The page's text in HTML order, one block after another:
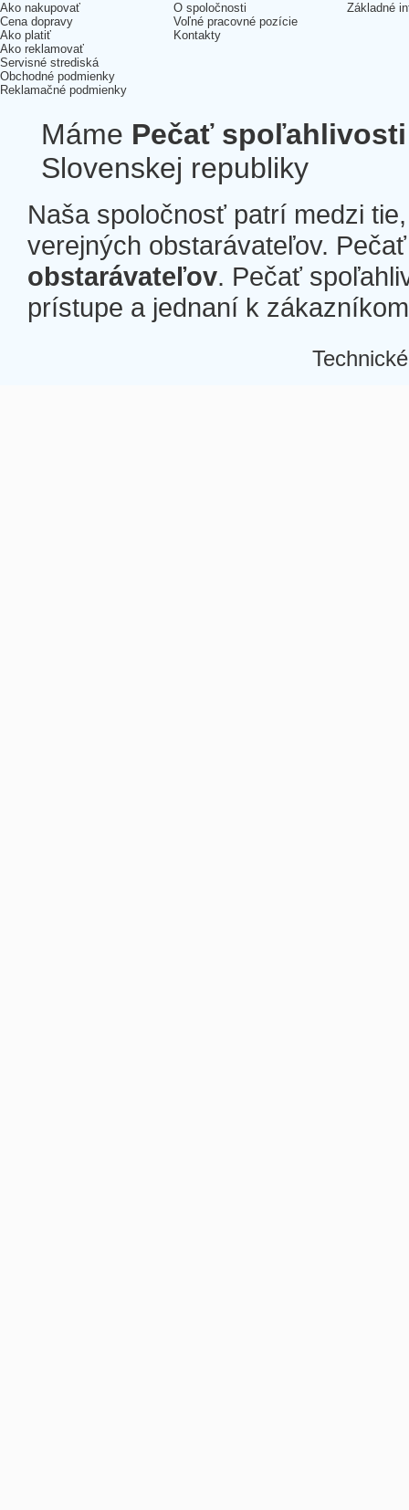
Ako nakupovať
Cena dopravy
Ako platiť
Ako reklamovať
Servisné strediská
Obchodné podmienky
Reklamačné podmienky
O spoločnosti
Voľné pracovné pozície
Kontakty
Základné
Máme Pečať spoľahlivosti
Slovenskej republiky
Naša spoločnosť patrí medzi
verejných obstarávateľov.
obstarávateľov. Pečať
prístupe a jednaní k